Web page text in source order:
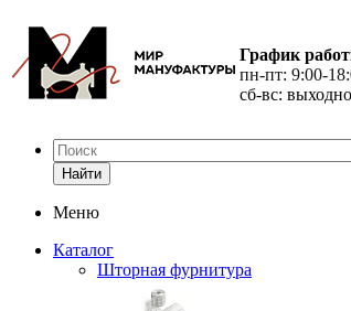
График
пн-пт: 9:00-
сб-вс:
Найти
Меню
Каталог
Шторная фурнитура